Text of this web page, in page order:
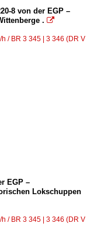
8 von der EGP –
. 
/ BR 3 345 | 3 346 (DR V
EGP –
Lokschuppen
/ BR 3 345 | 3 346 (DR V